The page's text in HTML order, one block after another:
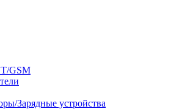
GSM
Зарядные устройства